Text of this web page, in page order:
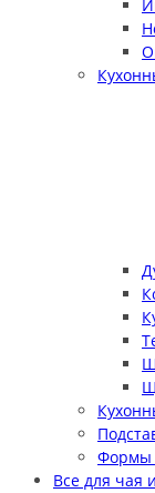
Формы
Все для чая